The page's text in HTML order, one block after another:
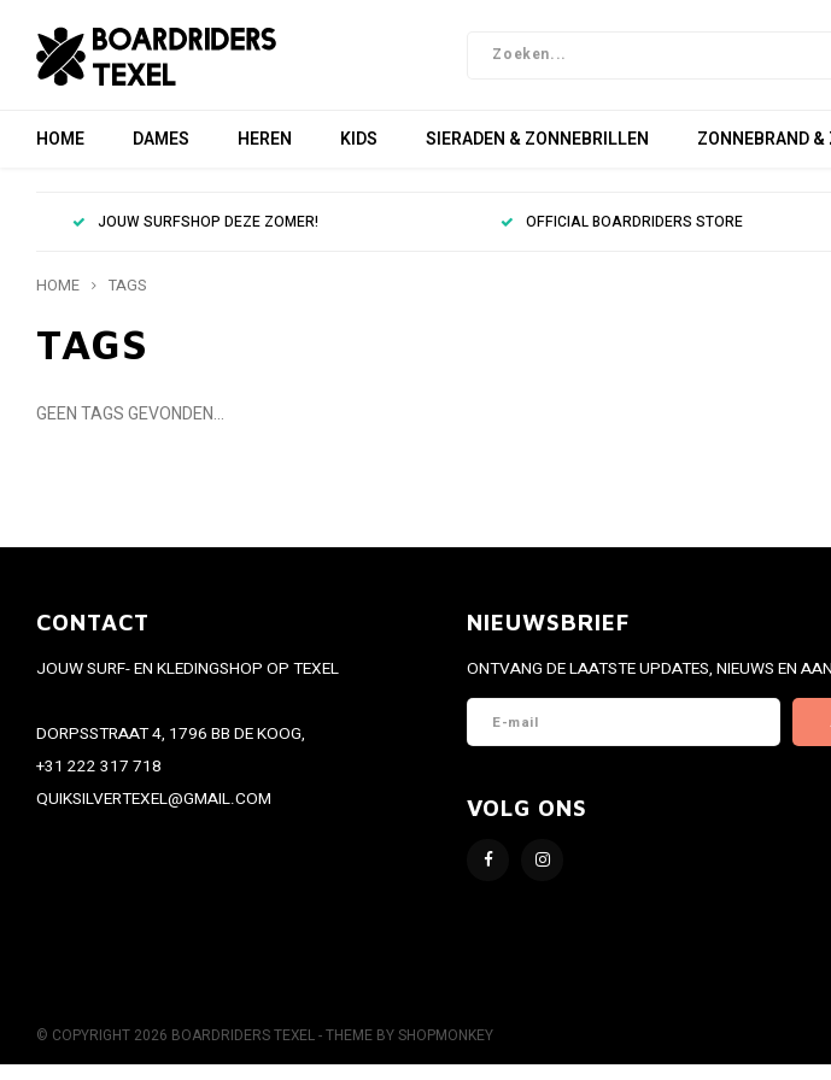
HOME DAMES HEREN KIDS SIERADEN & ZONNEBRILLEN ZONNEBRAND
JOUW SURFSHOP DEZE ZOMER! OFFICIAL BOARDRIDERS STORE
HOME TAGS
TAGS
GEEN TAGS GEVONDEN...
CONTACT
JOUW SURF- EN KLEDINGSHOP OP TEXEL
DORPSSTRAAT 4, 1796 BB DE KOOG,
+31 222 317 718
QUIKSILVERTEXEL@GMAIL.COM
NIEUWSBRIEF
ONTVANG DE LAATSTE UPDATES, NIEUWS EN
VOLG ONS
© COPYRIGHT 2026 BOARDRIDERS TEXEL - THEME BYSHOPMONKEY